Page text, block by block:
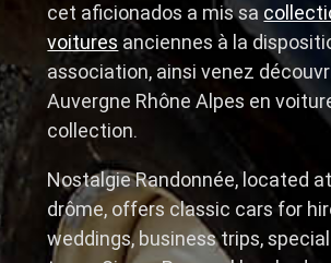
cet aficionados a mis sa
voitures anciennes à la
association, ainsi venez
Auvergne Rhône Alpes en
collection.
Nostalgie Randonnée, located
drôme, offers classic cars for
weddings, business trips,